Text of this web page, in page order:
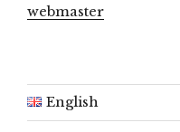
webmaster
English